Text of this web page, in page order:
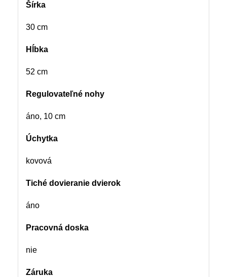
Šírka
30 cm
Hĺbka
52 cm
Regulovateľné nohy
áno, 10 cm
Úchytka
kovová
Tiché dovieranie dvierok
áno
Pracovná doska
nie
Záruka